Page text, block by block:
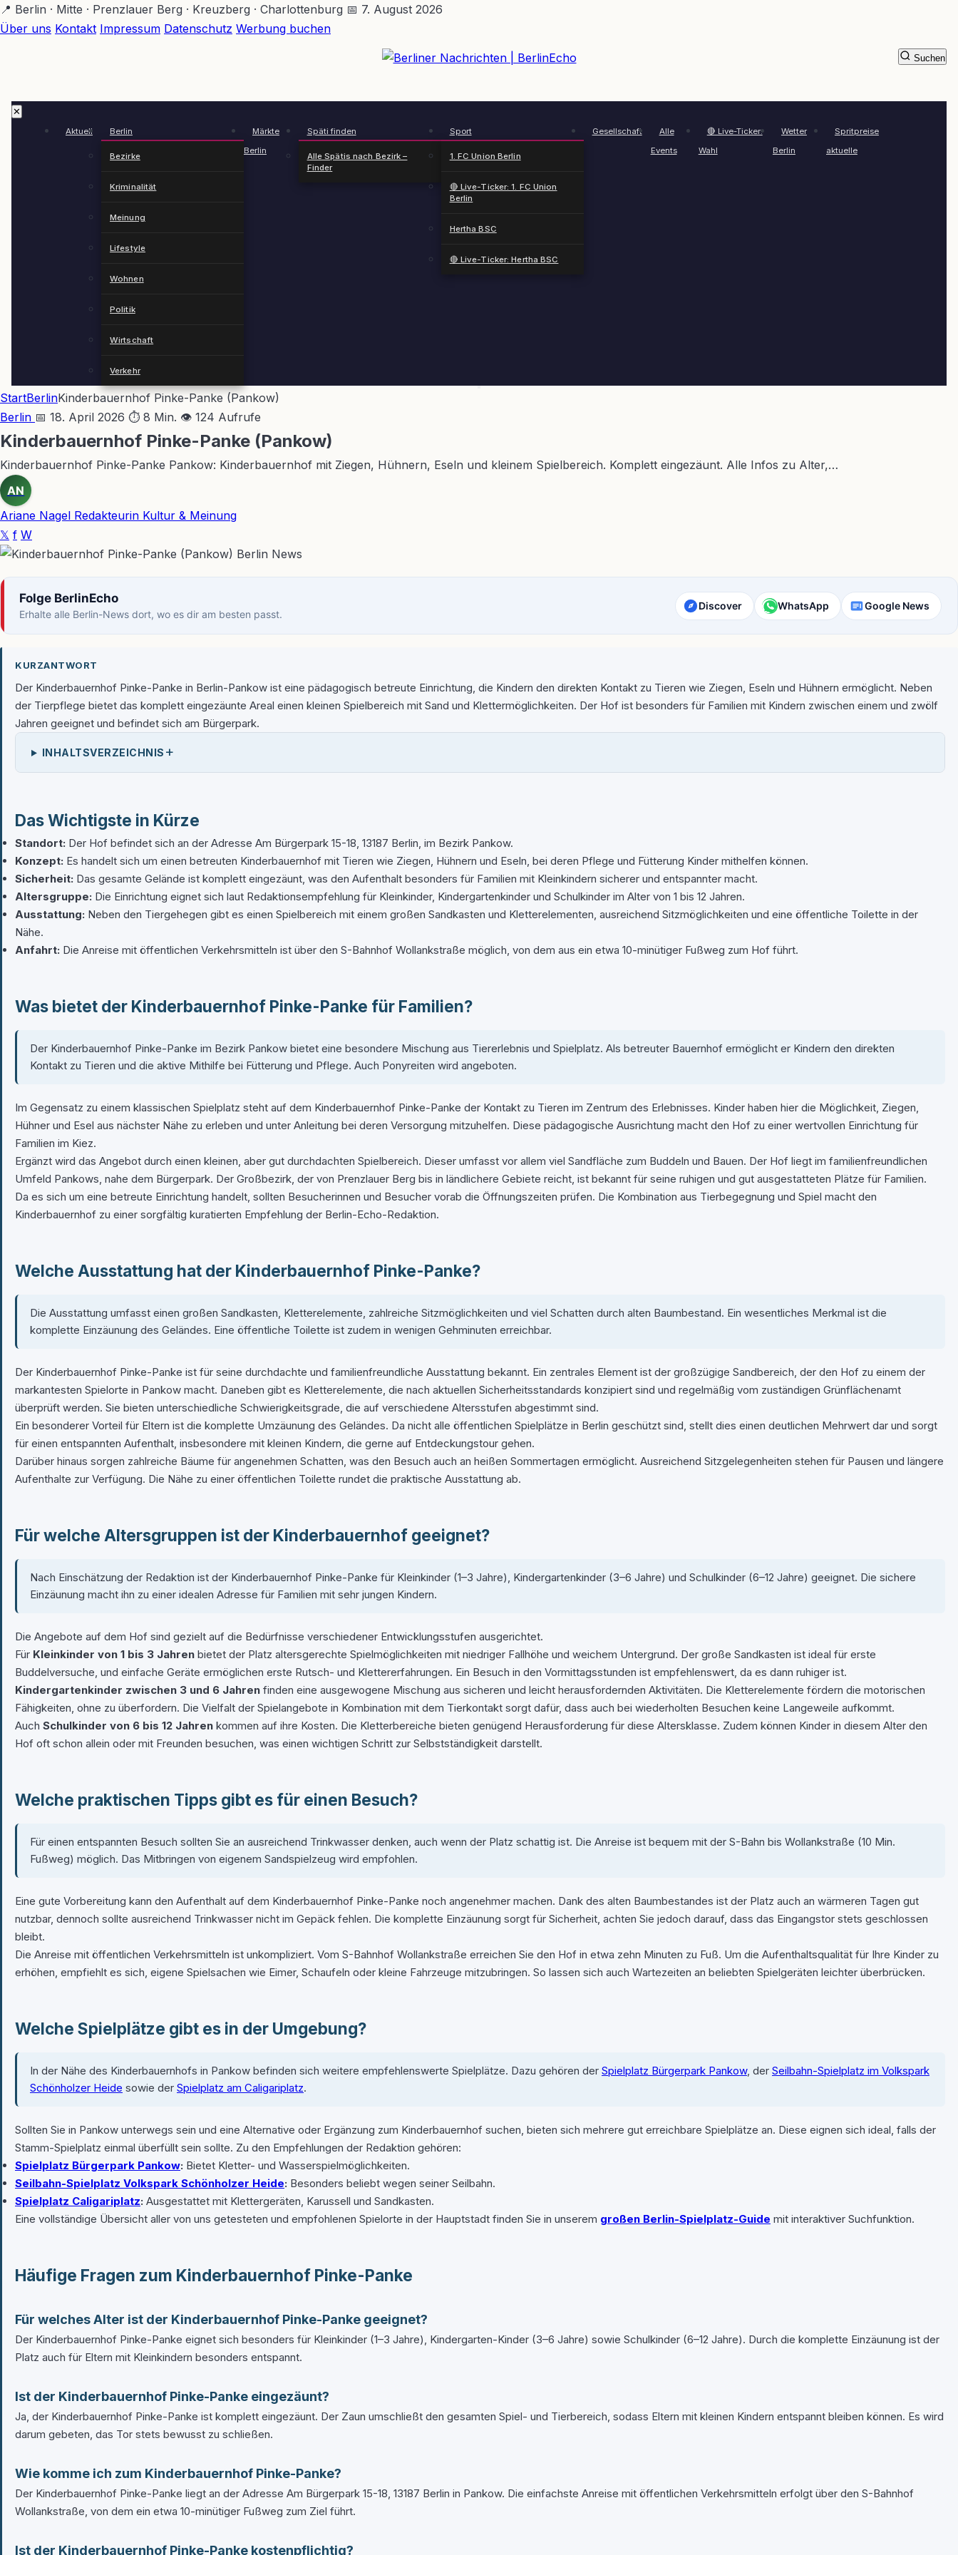
Zum
Hauptinhalt
📍 Berlin · Mitte · Prenzlauer Berg · Kreuzberg · Charlottenburg 📅 7. August 2026
Über uns Kontakt Impressum Datenschutz Werbung buchen
✕
Aktuell Berlin
Bezirke
Kriminalität
Meinung
Lifestyle
Wohnen
Politik
Wirtschaft
Verkehr
Märkte
Berlin
Späti finden
Alle Spätis nach Bezirk –
Finder
Sport
1. FC Union Berlin
🔴 Live-Ticker: 1. FC Union
Berlin
Hertha BSC
🔴 Live-Ticker: Hertha BSC
Gesellschaft
Alle
Events
🔴 Live-Ticker:
Wahl
Wetter
Berlin
Spritpreise
aktuelle
Suchen
StartBerlinKinderbauernhof Pinke-Panke (Pankow)
Berlin 📅 18. April 2026 ⏱ 8 Min. 👁 124 Aufrufe
Kinderbauernhof Pinke-Panke (Pankow)
Kinderbauernhof Pinke-Panke Pankow: Kinderbauernhof mit Ziegen, Hühnern, Eseln und kleinem Spielbereich. Komplett eingezäunt. Alle Infos zu Alter,…
AN
Ariane Nagel Redakteurin Kultur & Meinung
𝕏 f W
Folge BerlinEcho
Erhalte alle Berlin-News dort, wo es dir am besten passt.
Discover WhatsApp Google News
KURZANTWORT
Der Kinderbauernhof Pinke-Panke in Berlin-Pankow ist eine pädagogisch betreute Einrichtung, die Kindern den direkten Kontakt zu Tieren wie Ziegen, Eseln und Hühnern ermöglicht. Neben
der Tierpflege bietet das komplett eingezäunte Areal einen kleinen Spielbereich mit Sand und Klettermöglichkeiten. Der Hof ist besonders für Familien mit Kindern zwischen einem und zwölf
Jahren geeignet und befindet sich am Bürgerpark.
INHALTSVERZEICHNIS +
Das Wichtigste in Kürze
Standort: Der Hof befindet sich an der Adresse Am Bürgerpark 15-18, 13187 Berlin, im Bezirk Pankow.
Konzept: Es handelt sich um einen betreuten Kinderbauernhof mit Tieren wie Ziegen, Hühnern und Eseln, bei deren Pflege und Fütterung Kinder mithelfen können.
Sicherheit: Das gesamte Gelände ist komplett eingezäunt, was den Aufenthalt besonders für Familien mit Kleinkindern sicherer und entspannter macht.
Altersgruppe: Die Einrichtung eignet sich laut Redaktionsempfehlung für Kleinkinder, Kindergartenkinder und Schulkinder im Alter von 1 bis 12 Jahren.
Ausstattung: Neben den Tiergehegen gibt es einen Spielbereich mit einem großen Sandkasten und Kletterelementen, ausreichend Sitzmöglichkeiten und eine öffentliche Toilette in der
Nähe.
Anfahrt: Die Anreise mit öffentlichen Verkehrsmitteln ist über den S-Bahnhof Wollankstraße möglich, von dem aus ein etwa 10-minütiger Fußweg zum Hof führt.
Was bietet der Kinderbauernhof Pinke-Panke für Familien?
Der Kinderbauernhof Pinke-Panke im Bezirk Pankow bietet eine besondere Mischung aus Tiererlebnis und Spielplatz. Als betreuter Bauernhof ermöglicht er Kindern den direkten
Kontakt zu Tieren und die aktive Mithilfe bei Fütterung und Pflege. Auch Ponyreiten wird angeboten.
Im Gegensatz zu einem klassischen Spielplatz steht auf dem Kinderbauernhof Pinke-Panke der Kontakt zu Tieren im Zentrum des Erlebnisses. Kinder haben hier die Möglichkeit, Ziegen,
Hühner und Esel aus nächster Nähe zu erleben und unter Anleitung bei deren Versorgung mitzuhelfen. Diese pädagogische Ausrichtung macht den Hof zu einer wertvollen Einrichtung für
Familien im Kiez.
Ergänzt wird das Angebot durch einen kleinen, aber gut durchdachten Spielbereich. Dieser umfasst vor allem viel Sandfläche zum Buddeln und Bauen. Der Hof liegt im familienfreundlichen
Umfeld Pankows, nahe dem Bürgerpark. Der Großbezirk, der von Prenzlauer Berg bis in ländlichere Gebiete reicht, ist bekannt für seine ruhigen und gut ausgestatteten Plätze für Familien.
Da es sich um eine betreute Einrichtung handelt, sollten Besucherinnen und Besucher vorab die Öffnungszeiten prüfen. Die Kombination aus Tierbegegnung und Spiel macht den
Kinderbauernhof zu einer sorgfältig kuratierten Empfehlung der Berlin-Echo-Redaktion.
Welche Ausstattung hat der Kinderbauernhof Pinke-Panke?
Die Ausstattung umfasst einen großen Sandkasten, Kletterelemente, zahlreiche Sitzmöglichkeiten und viel Schatten durch alten Baumbestand. Ein wesentliches Merkmal ist die
komplette Einzäunung des Geländes. Eine öffentliche Toilette ist zudem in wenigen Gehminuten erreichbar.
Der Kinderbauernhof Pinke-Panke ist für seine durchdachte und familienfreundliche Ausstattung bekannt. Ein zentrales Element ist der großzügige Sandbereich, der den Hof zu einem der
markantesten Spielorte in Pankow macht. Daneben gibt es Kletterelemente, die nach aktuellen Sicherheitsstandards konzipiert sind und regelmäßig vom zuständigen Grünflächenamt
überprüft werden. Sie bieten unterschiedliche Schwierigkeitsgrade, die auf verschiedene Altersstufen abgestimmt sind.
Ein besonderer Vorteil für Eltern ist die komplette Umzäunung des Geländes. Da nicht alle öffentlichen Spielplätze in Berlin geschützt sind, stellt dies einen deutlichen Mehrwert dar und sorgt
für einen entspannten Aufenthalt, insbesondere mit kleinen Kindern, die gerne auf Entdeckungstour gehen.
Darüber hinaus sorgen zahlreiche Bäume für angenehmen Schatten, was den Besuch auch an heißen Sommertagen ermöglicht. Ausreichend Sitzgelegenheiten stehen für Pausen und längere
Aufenthalte zur Verfügung. Die Nähe zu einer öffentlichen Toilette rundet die praktische Ausstattung ab.
Für welche Altersgruppen ist der Kinderbauernhof geeignet?
Nach Einschätzung der Redaktion ist der Kinderbauernhof Pinke-Panke für Kleinkinder (1–3 Jahre), Kindergartenkinder (3–6 Jahre) und Schulkinder (6–12 Jahre) geeignet. Die sichere
Einzäunung macht ihn zu einer idealen Adresse für Familien mit sehr jungen Kindern.
Die Angebote auf dem Hof sind gezielt auf die Bedürfnisse verschiedener Entwicklungsstufen ausgerichtet.
Für Kleinkinder von 1 bis 3 Jahren bietet der Platz altersgerechte Spielmöglichkeiten mit niedriger Fallhöhe und weichem Untergrund. Der große Sandkasten ist ideal für erste
Buddelversuche, und einfache Geräte ermöglichen erste Rutsch- und Klettererfahrungen. Ein Besuch in den Vormittagsstunden ist empfehlenswert, da es dann ruhiger ist.
Kindergartenkinder zwischen 3 und 6 Jahren finden eine ausgewogene Mischung aus sicheren und leicht herausfordernden Aktivitäten. Die Kletterelemente fördern die motorischen
Fähigkeiten, ohne zu überfordern. Die Vielfalt der Spielangebote in Kombination mit dem Tierkontakt sorgt dafür, dass auch bei wiederholten Besuchen keine Langeweile aufkommt.
Auch Schulkinder von 6 bis 12 Jahren kommen auf ihre Kosten. Die Kletterbereiche bieten genügend Herausforderung für diese Altersklasse. Zudem können Kinder in diesem Alter den
Hof oft schon allein oder mit Freunden besuchen, was einen wichtigen Schritt zur Selbstständigkeit darstellt.
Welche praktischen Tipps gibt es für einen Besuch?
Für einen entspannten Besuch sollten Sie an ausreichend Trinkwasser denken, auch wenn der Platz schattig ist. Die Anreise ist bequem mit der S-Bahn bis Wollankstraße (10 Min.
Fußweg) möglich. Das Mitbringen von eigenem Sandspielzeug wird empfohlen.
Eine gute Vorbereitung kann den Aufenthalt auf dem Kinderbauernhof Pinke-Panke noch angenehmer machen. Dank des alten Baumbestandes ist der Platz auch an wärmeren Tagen gut
nutzbar, dennoch sollte ausreichend Trinkwasser nicht im Gepäck fehlen. Die komplette Einzäunung sorgt für Sicherheit, achten Sie jedoch darauf, dass das Eingangstor stets geschlossen
bleibt.
Die Anreise mit öffentlichen Verkehrsmitteln ist unkompliziert. Vom S-Bahnhof Wollankstraße erreichen Sie den Hof in etwa zehn Minuten zu Fuß. Um die Aufenthaltsqualität für Ihre Kinder zu
erhöhen, empfiehlt es sich, eigene Spielsachen wie Eimer, Schaufeln oder kleine Fahrzeuge mitzubringen. So lassen sich auch Wartezeiten an beliebten Spielgeräten leichter überbrücken.
Welche Spielplätze gibt es in der Umgebung?
In der Nähe des Kinderbauernhofs in Pankow befinden sich weitere empfehlenswerte Spielplätze. Dazu gehören der Spielplatz Bürgerpark Pankow, der Seilbahn-Spielplatz im Volkspark
Schönholzer Heide sowie der Spielplatz am Caligariplatz.
Sollten Sie in Pankow unterwegs sein und eine Alternative oder Ergänzung zum Kinderbauernhof suchen, bieten sich mehrere gut erreichbare Spielplätze an. Diese eignen sich ideal, falls der
Stamm-Spielplatz einmal überfüllt sein sollte. Zu den Empfehlungen der Redaktion gehören:
Spielplatz Bürgerpark Pankow: Bietet Kletter- und Wasserspielmöglichkeiten.
Seilbahn-Spielplatz Volkspark Schönholzer Heide: Besonders beliebt wegen seiner Seilbahn.
Spielplatz Caligariplatz: Ausgestattet mit Klettergeräten, Karussell und Sandkasten.
Eine vollständige Übersicht aller von uns getesteten und empfohlenen Spielorte in der Hauptstadt finden Sie in unserem großen Berlin-Spielplatz-Guide mit interaktiver Suchfunktion.
Häufige Fragen zum Kinderbauernhof Pinke-Panke
Für welches Alter ist der Kinderbauernhof Pinke-Panke geeignet?
Der Kinderbauernhof Pinke-Panke eignet sich besonders für Kleinkinder (1–3 Jahre), Kindergarten-Kinder (3–6 Jahre) sowie Schulkinder (6–12 Jahre). Durch die komplette Einzäunung ist der
Platz auch für Eltern mit Kleinkindern besonders entspannt.
Ist der Kinderbauernhof Pinke-Panke eingezäunt?
Ja, der Kinderbauernhof Pinke-Panke ist komplett eingezäunt. Der Zaun umschließt den gesamten Spiel- und Tierbereich, sodass Eltern mit kleinen Kindern entspannt bleiben können. Es wird
darum gebeten, das Tor stets bewusst zu schließen.
Wie komme ich zum Kinderbauernhof Pinke-Panke?
Der Kinderbauernhof Pinke-Panke liegt an der Adresse Am Bürgerpark 15-18, 13187 Berlin in Pankow. Die einfachste Anreise mit öffentlichen Verkehrsmitteln erfolgt über den S-Bahnhof
Wollankstraße, von dem ein etwa 10-minütiger Fußweg zum Ziel führt.
Ist der Kinderbauernhof Pinke-Panke kostenpflichtig?